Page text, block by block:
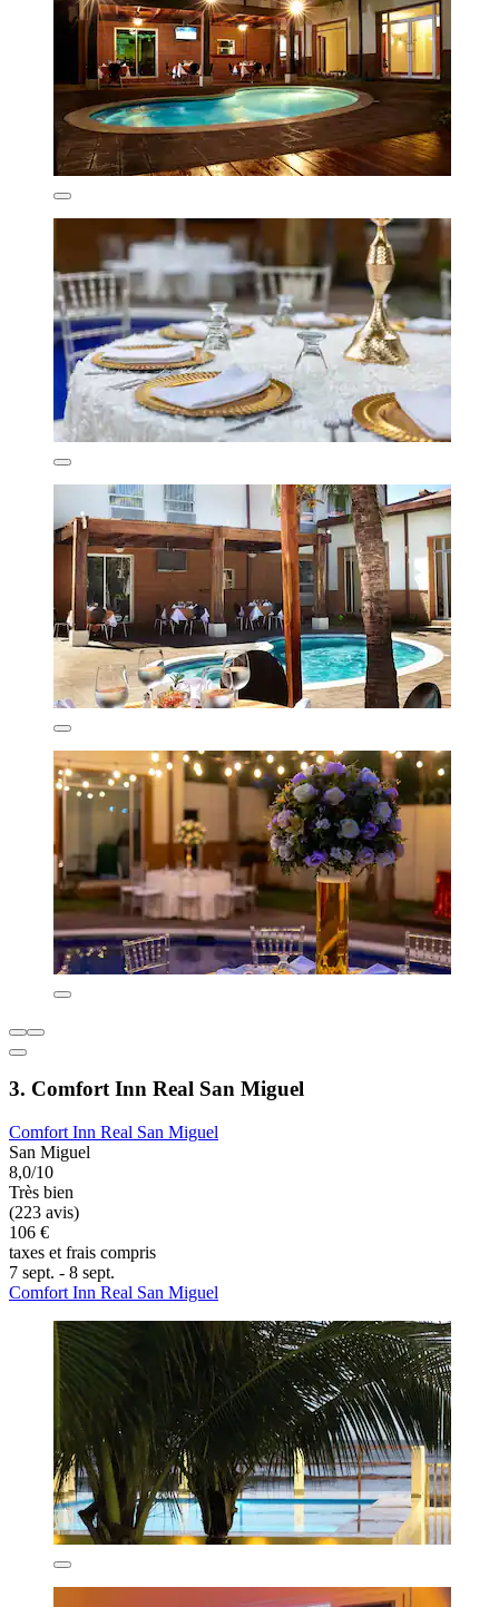
3. Comfort Inn Real San Miguel
Comfort Inn Real San Miguel
San Miguel
8,0/10
Très bien
(223 avis)
106 €
taxes et frais compris
7 sept. - 8 sept.
Comfort Inn Real San Miguel